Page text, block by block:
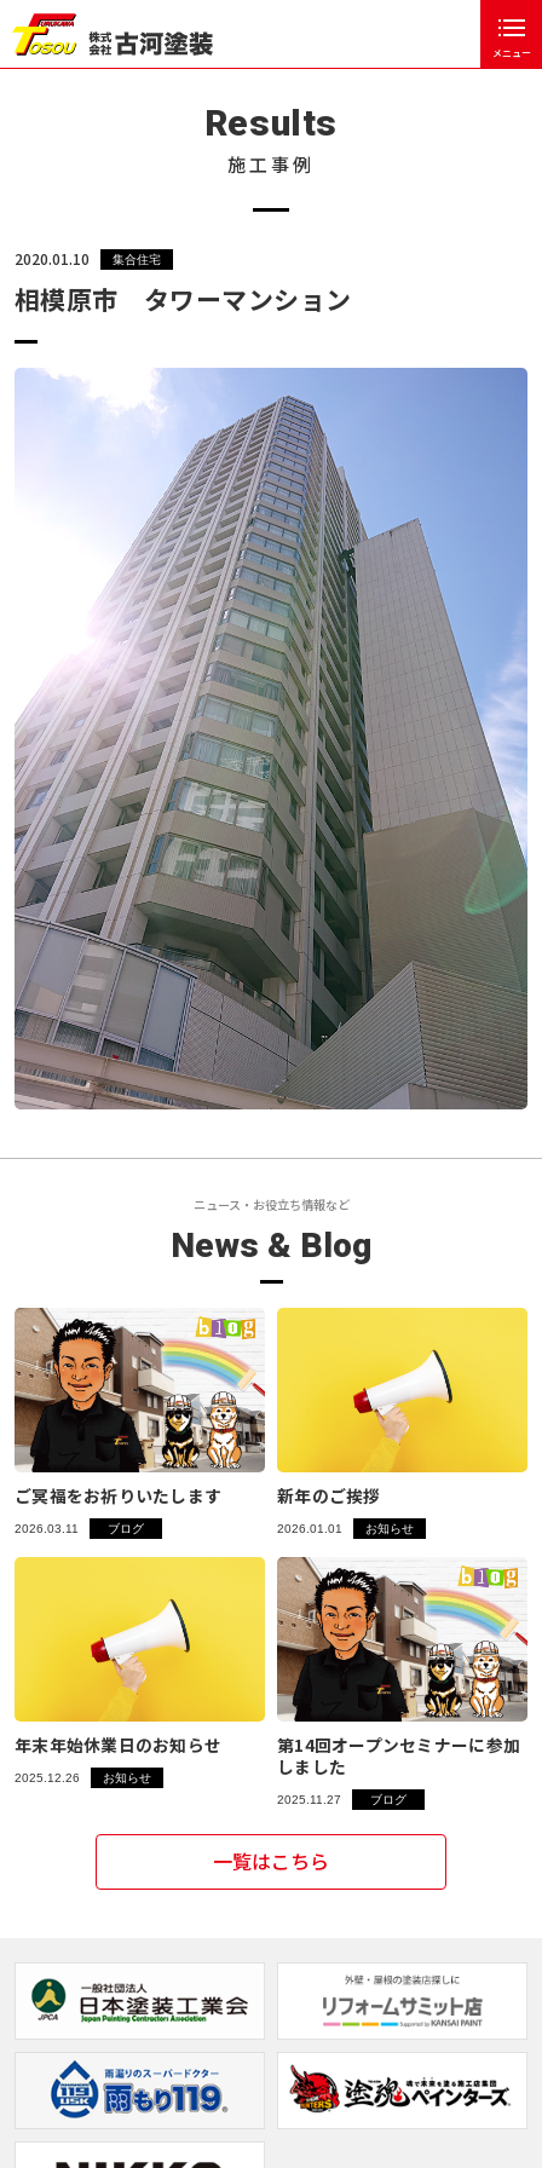
メニュー
閉じる
お客様の声
塗装のポイント
戸建住宅
会社概要
ブログ
採用情報
お問い合わせ
プライバシーポリシー
アクセス
0120-862-852
受付時間 / 8：30 ～ 18：00
Results
施工事例
2020.01.10 集合住宅
相模原市 タワーマンション
ニュース・お役立ち情報など
News & Blog
ご冥福をお祈りいたします
2026.03.11 ブログ
新年のご挨拶
2026.01.01 お知らせ
年末年始休業日のお知らせ
2025.12.26 お知らせ
第14回オープンセミナーに参加
しました
2025.11.27 ブログ
一覧はこちら